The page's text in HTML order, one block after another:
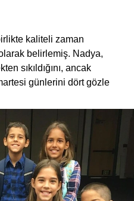
kaliteli zaman
belirlemiş. Nadya,
sıkıldığını, ancak
günlerini dört gözle